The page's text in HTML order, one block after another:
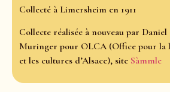
Collecté à Limersheim en 1911
Collecte réalisée à nouveau par Daniel
Muringer pour OLCA (Office pour la
et les cultures d’Alsace), site Sàmmle